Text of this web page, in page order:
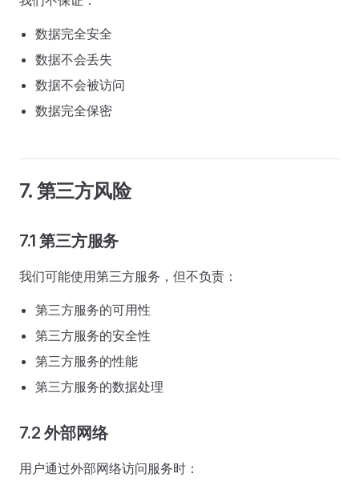
数据完全安全
数据不会丢失
数据不会被访问
数据完全保密
7. 第三方风险
7.1 第三方服务
我们可能使用第三方服务，但不负责：
第三方服务的可用性
第三方服务的安全性
第三方服务的性能
第三方服务的数据处理
7.2 外部网络
用户通过外部网络访问服务时：